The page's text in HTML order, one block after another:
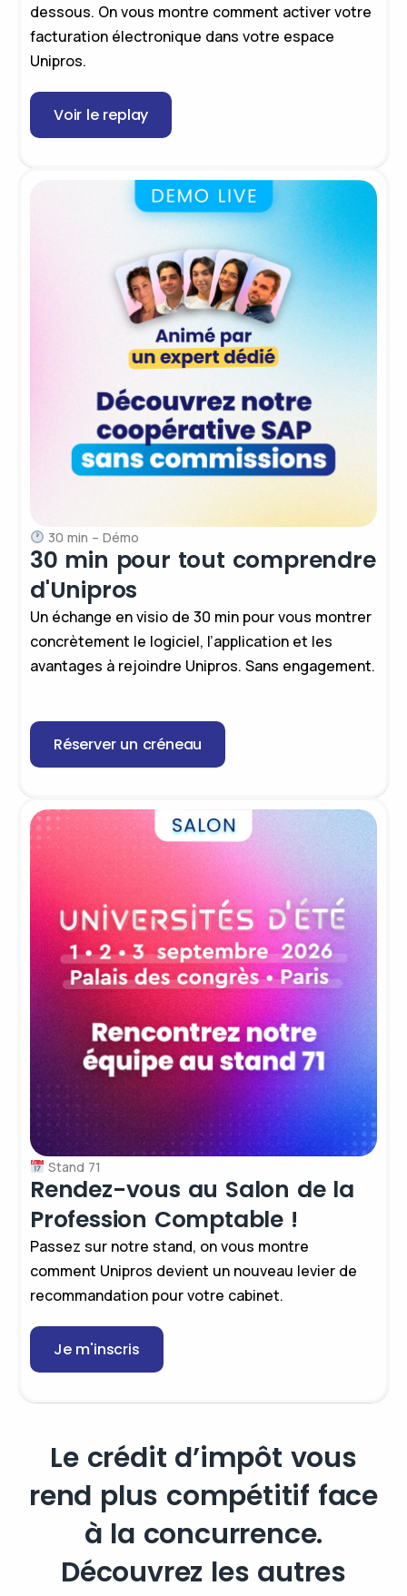
dessous. On vous montre comment activer votre
facturation électronique dans votre espace
Unipros.
Voir le replay
30 min – Démo
30 min pour tout comprendre
d'Unipros
Un échange en visio de 30 min pour vous montrer
concrètement le logiciel, l’application et les
avantages à rejoindre Unipros. Sans engagement.
Réserver un créneau
Stand 71
Rendez-vous au Salon de la
Profession Comptable !
Passez sur notre stand, on vous montre
comment Unipros devient un nouveau levier de
recommandation pour votre cabinet.
Je m'inscris
Le crédit d’impôt vous
rend plus compétitif face
à la concurrence.
Découvrez les autres